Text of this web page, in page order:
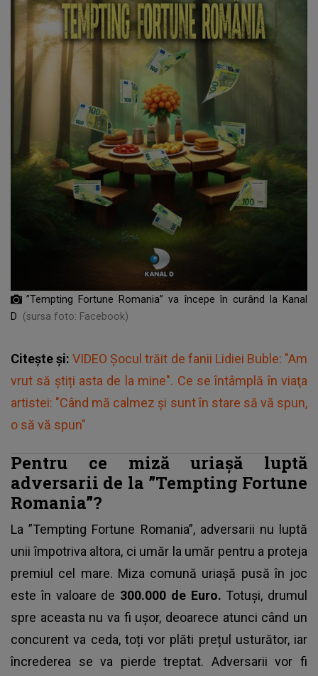
”Tempting Fortune Romania” va începe în curând la Kanal
D
(sursa foto: Facebook)
Citește și:VIDEO Șocul trăit de fanii Lidiei Buble: "Am
vrut să știți asta de la mine". Ce se întâmplă în viaţa
artistei: "Când mă calmez și sunt în stare să vă spun,
o să vă spun"
Pentru ce miză uriașă luptă
adversarii de la ”Tempting Fortune
Romania”?
La ”Tempting Fortune Romania”, adversarii nu luptă
unii împotriva altora, ci umăr la umăr pentru a proteja
premiul cel mare. Miza comună uriașă pusă în joc
este în valoare de 300.000 de Euro. Totuși, drumul
spre aceasta nu va fi ușor, deoarece atunci când un
concurent va ceda, toți vor plăti prețul usturător, iar
încrederea se va pierde treptat. Adversarii vor fi